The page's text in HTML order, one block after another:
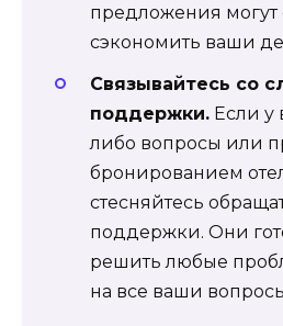
предложения могут
сэкономить ваши
Связывайтесь со
поддержки. Если у
либо вопросы или
бронированием
стесняйтесь
поддержки. Они
решить любые
на все ваши